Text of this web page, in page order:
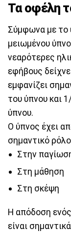
Τα οφέλη
Σύμφωνα με το
μειωμένου
νεαρότερες
εφήβους
εμφανίζει
του ύπνου και
ύπνου.
Ο ύπνος έχει
σημαντικό
Στην
Στη μάθηση
Στη σκέψη
Η απόδοση
είναι